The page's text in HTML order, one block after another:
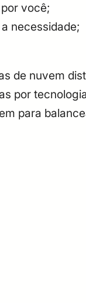
você;
necessidade;
de nuvem
por
para